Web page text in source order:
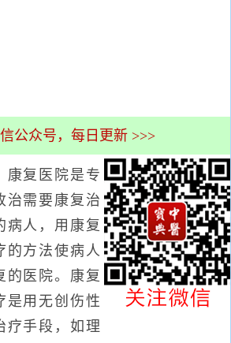
公众号，每日更新 >>>
复医院是专
治需要康复治
病人，用康复
的方法使病人
的医院。康复
是用无创伤性
疗手段，如理